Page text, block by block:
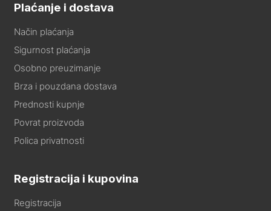
Plaćanje i dostava
Način plaćanja
Sigurnost plaćanja
Osobno preuzimanje
Brza i pouzdana dostava
Prednosti kupnje
Povrat proizvoda
Polica privatnosti
Registracija i kupovina
Registracija